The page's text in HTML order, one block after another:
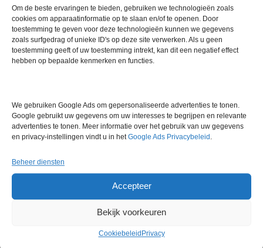
Om de beste ervaringen te bieden, gebruiken we technologieën zoals
cookies om apparaatinformatie op te slaan en/of te openen. Door
toestemming te geven voor deze technologieën kunnen we gegevens
zoals surfgedrag of unieke ID's op deze site verwerken. Als u geen
toestemming geeft of uw toestemming intrekt, kan dit een negatief effect
hebben op bepaalde kenmerken en functies.
We gebruiken Google Ads om gepersonaliseerde advertenties te tonen.
Google gebruikt uw gegevens om uw interesses te begrijpen en relevante
advertenties te tonen. Meer informatie over het gebruik van uw gegevens
en privacy-instellingen vindt u in hetGoogle Ads Privacybeleid .
Beheer diensten
Accepteer
Bekijk voorkeuren
Cookiebeleid Privacy
Garantie 0 maanden
Conditie Gebruikt in goede conditie
Gerelateerde producten